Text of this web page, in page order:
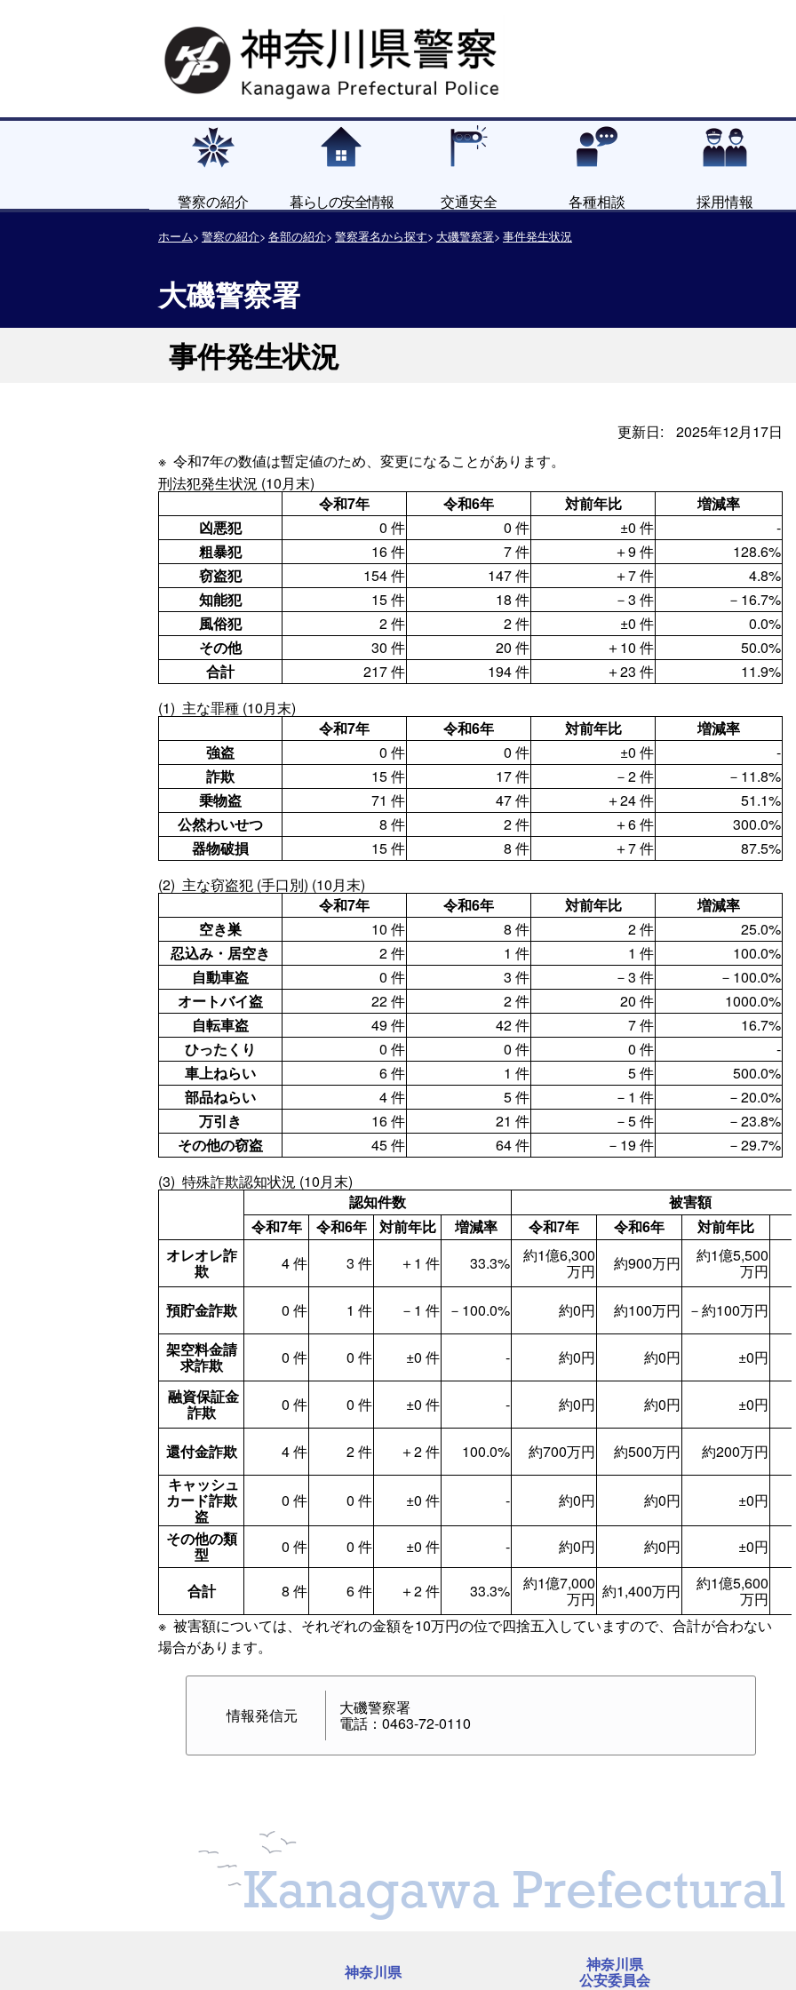
警察の紹介 暮らしの安全情報 交通安全 各種相談 採用情報
ホーム 警察の紹介 各部の紹介 警察署名から探す 大磯警察署 事件発生状況
大磯警察署
事件発生状況
更新日:
2025年12月17日
※ 令和7年の数値は暫定値のため、変更になることがあります。
刑法犯発生状況 (10月末)
令和7年
令和6年 対前年比
増減率
凶悪犯
0 件 0 件 ±0 件
‐
粗暴犯
16 件 7 件 ＋9 件
128.6%
窃盗犯
154 件 147 件 ＋7 件
4.8%
知能犯
15 件 18 件 －3 件
－16.7%
風俗犯
2 件 2 件 ±0 件
0.0%
その他
30 件 20 件 ＋10 件
50.0%
合計
217 件 194 件 ＋23 件
11.9%
(1) 主な罪種 (10月末)
令和7年
令和6年 対前年比
増減率
強盗
0 件 0 件 ±0 件
‐
詐欺
15 件 17 件 －2 件
－11.8%
乗物盗
71 件 47 件 ＋24 件
51.1%
公然わいせつ
8 件 2 件 ＋6 件
300.0%
器物破損
15 件 8 件 ＋7 件
87.5%
(2) 主な窃盗犯 (手口別) (10月末)
令和7年
令和6年 対前年比
増減率
空き巣
10 件 8 件 2 件
25.0%
忍込み・居空き
2 件 1 件 1 件
100.0%
自動車盗
0 件 3 件 －3 件
－100.0%
オートバイ盗
22 件 2 件 20 件
1000.0%
自転車盗
49 件 42 件 7 件
16.7%
ひったくり
0 件 0 件 0 件
‐
車上ねらい
6 件 1 件 5 件
500.0%
部品ねらい
4 件 5 件 －1 件
－20.0%
万引き
16 件 21 件 －5 件
－23.8%
その他の窃盗
45 件 64 件 －19 件
－29.7%
(3) 特殊詐欺認知状況 (10月末)
認知件数
被害額
令和7年
令和6年 対前年比 増減率 令和7年 令和6年 対前年比
オレオレ詐
欺 4 件 3 件 ＋1 件 33.3% 約1億6,300
万円 約900万円 約1億5,500
万円
預貯金詐欺 0 件 1 件 －1 件 －100.0% 約0円 約100万円 －約100万円
架空料金請
求詐欺 0 件 0 件 ±0 件 ‐ 約0円 約0円 ±0円
融資保証金
詐欺 0 件 0 件 ±0 件 ‐ 約0円 約0円 ±0円
還付金詐欺 4 件 2 件 ＋2 件 100.0% 約700万円 約500万円 約200万円
キャッシュ
カード詐欺
盗
0 件 0 件 ±0 件 ‐ 約0円 約0円 ±0円
その他の類
型 0 件 0 件 ±0 件 ‐ 約0円 約0円 ±0円
合計 8 件 6 件 ＋2 件 33.3% 約1億7,000
万円 約1,400万円 約1億5,600
万円
※ 被害額については、それぞれの金額を10万円の位で四捨五入していますので、合計が合わない
場合があります。
情報発信元 大磯警察署
電話：0463-72-0110
Kanagawa
神奈川県 神奈川県
公安委員会